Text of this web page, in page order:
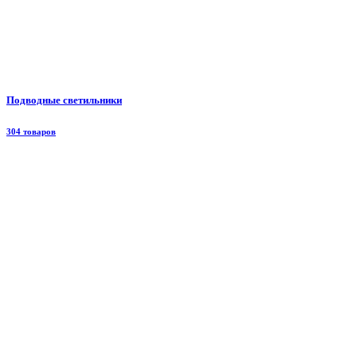
Подводные светильники
304 товаров